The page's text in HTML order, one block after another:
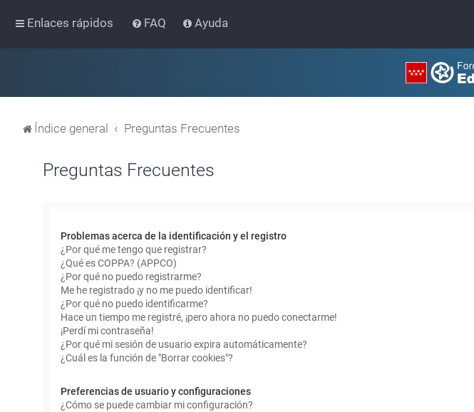
Enlaces rápidos FAQ Ayuda
Índice general Preguntas Frecuentes
Preguntas Frecuentes
Problemas acerca de la identificación y el registro
¿Por qué me tengo que registrar?
¿Qué es COPPA? (APPCO)
¿Por qué no puedo registrarme?
Me he registrado ¡y no me puedo identificar!
¿Por qué no puedo identificarme?
Hace un tiempo me registré, ¡pero ahora no puedo conectarme!
¡Perdí mi contraseña!
¿Por qué mi sesión de usuario expira automáticamente?
¿Cuál es la función de "Borrar cookies"?
Preferencias de usuario y configuraciones
¿Cómo se puede cambiar mi configuración?